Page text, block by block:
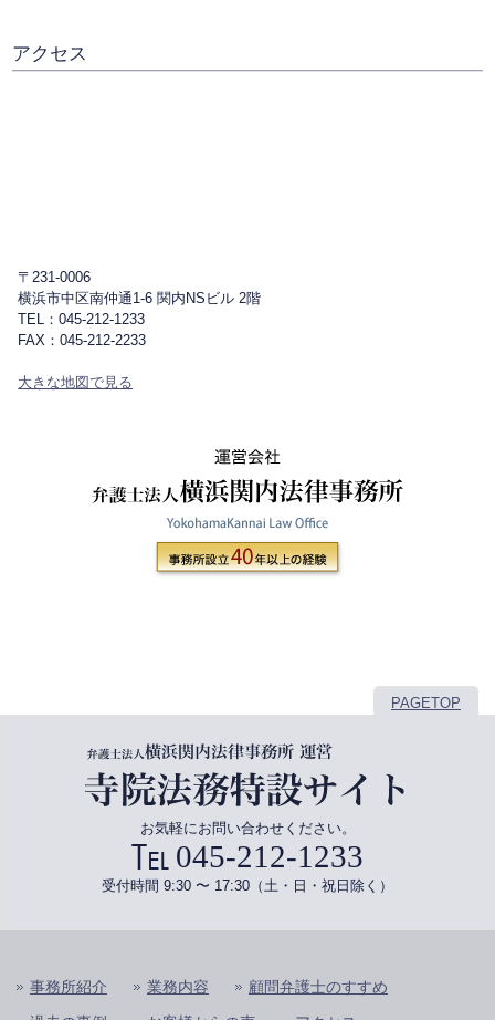
アクセス
〒231-0006
横浜市中区南仲通1-6 関内NSビル 2階
TEL：045-212-1233
FAX：045-212-2233
大きな地図で見る
PAGETOP
お気軽にお問い合わせください。
045-212-1233
受付時間 9:30 〜 17:30（土・日・祝日除く）
事務所紹介 業務内容 顧問弁護士のすすめ